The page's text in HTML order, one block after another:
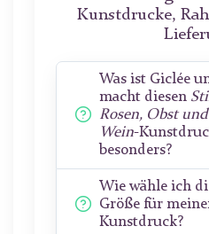
Kunstdrucke,
Was ist Giclée
macht diesen
Rosen, Obst
Wein-
besonders?
Wie wähle ich
Größe für
Kunstdruck?